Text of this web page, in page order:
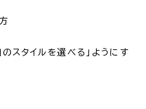
スタイルを選べる」ようにす